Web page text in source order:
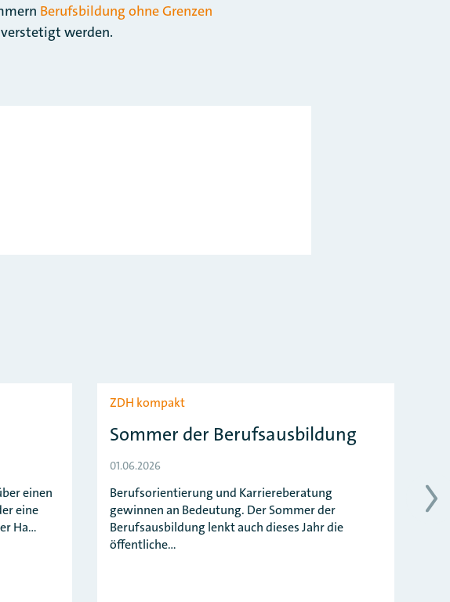
Berufsbildung ohne Grenzen
werden.
einen
eine
Ha…
ZDH kompakt
Sommer der Berufsausbildung
01.06.2026
Berufsorientierung und Karriereberatung
gewinnen an Bedeutung. Der Sommer der
Berufsausbildung lenkt auch dieses Jahr die
öffentliche…